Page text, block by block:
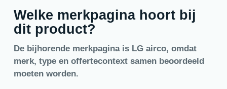
Welke merkpagina hoort bij
dit product?
De bijhorende merkpagina is LG airco, omdat
merk, type en offertecontext samen beoordeeld
moeten worden.